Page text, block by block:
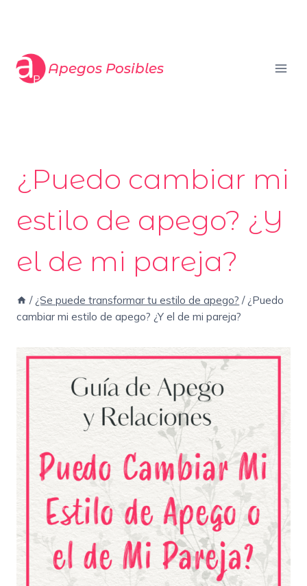
Apegos Posibles
¿Puedo cambiar mi
estilo de apego? ¿Y
el de mi pareja?
/ ¿Se puede transformar tu estilo de apego? / ¿Puedo
cambiar mi estilo de apego? ¿Y el de mi pareja?